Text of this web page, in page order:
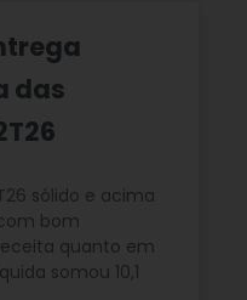
das
sólido e acima
bom
quanto em
somou 10,1